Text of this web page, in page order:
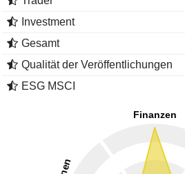
Investment
Gesamt
Qualität der Veröffentlichungen
ESG MSCI